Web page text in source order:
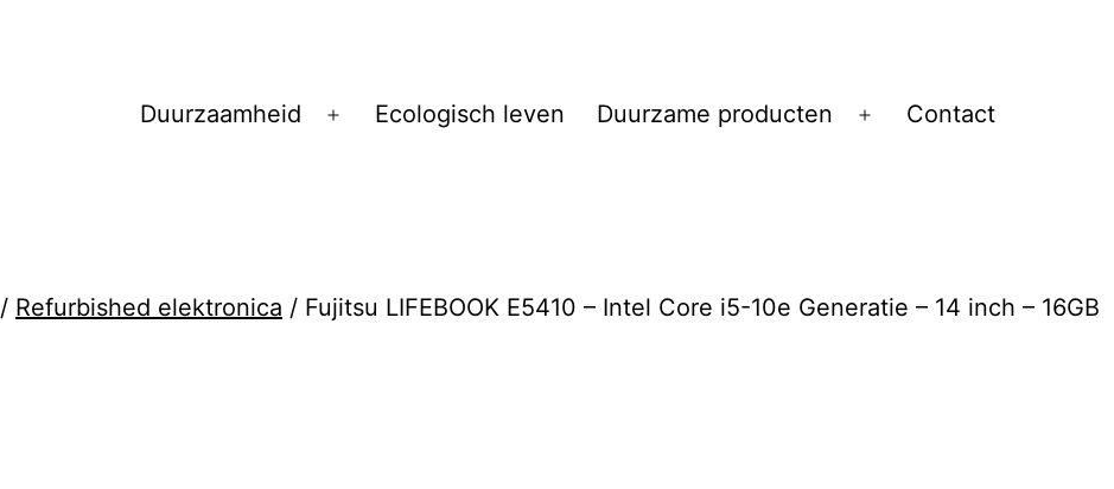
Duurzaamheid
Open
Ecologisch leven Duurzame producten
Open
Contact
/ Refurbished elektronica / Fujitsu LIFEBOOK E5410 – Intel Core i5-10e Generatie – 14 inch – 16GB